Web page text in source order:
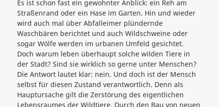
Es ist schon fast ein gewohnter Anblick: ein Reh am
Straßenrand oder ein Hase im Garten. Hin und wieder
wird auch mal über Abfalleimer plündernde
Waschbären berichtet und auch Wildschweine oder
sogar Wölfe werden im urbanen Umfeld gesichtet.
Doch warum leben überhaupt solche wilden Tiere in
der Stadt? Sind sie wirklich so gerne unter Menschen?
Die Antwort lautet klar: nein. Und doch ist der Mensch
selbst für diesen Zustand verantwortlich. Denn als
Hauptursache gilt die Zerstörung des eigentlichen
Lebensraumes der Wildtiere. Durch den Bau von neuen